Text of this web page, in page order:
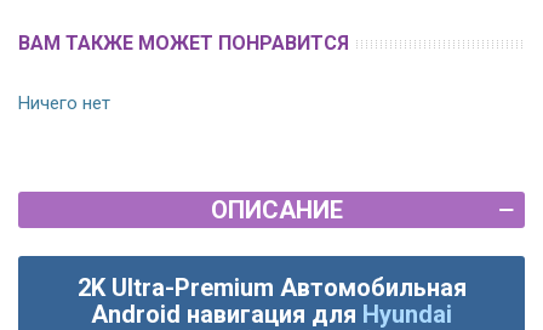
ВАМ ТАКЖЕ МОЖЕТ ПОНРАВИТСЯ
Ничего нет
ОПИСАНИЕ
2K Ultra-Premium Автомобильная
Android навигация для Hyundai